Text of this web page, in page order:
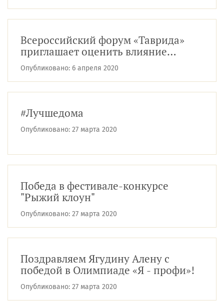
Всероссийский форум «Таврида»
приглашает оценить влияние
коронавируса на искусство
Опубликовано: 6 апреля 2020
#Лучшедома
Опубликовано: 27 марта 2020
Победа в фестивале-конкурсе
"Рыжий клоун"
Опубликовано: 27 марта 2020
Поздравляем Ягудину Алену с
победой в Олимпиаде «Я - профи»!
Опубликовано: 27 марта 2020